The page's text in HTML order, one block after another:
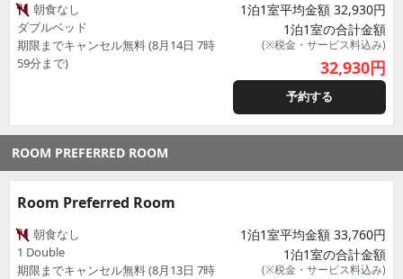
朝食なし
ダブルベッド
期限までキャンセル無料 (8月14日 7時
59分まで)
1泊1室平均金額 32,930円
1泊1室の合計金額
(※税金・サービス料込み)
32,930円
予約する
ROOM PREFERRED ROOM
Room Preferred Room
朝食なし
1 Double
期限までキャンセル無料 (8月13日 7時
1泊1室平均金額 33,760円
1泊1室の合計金額
(※税金・サービス料込み)